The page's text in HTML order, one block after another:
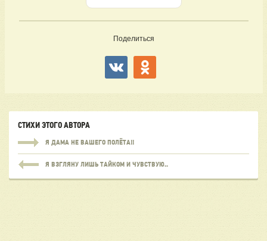
Поделиться
СТИХИ ЭТОГО АВТОРА
Я ДАМА НЕ ВАШЕГО ПОЛЁТА!!
Я ВЗГЛЯНУ ЛИШЬ ТАЙКОМ И ЧУВСТВУЮ..